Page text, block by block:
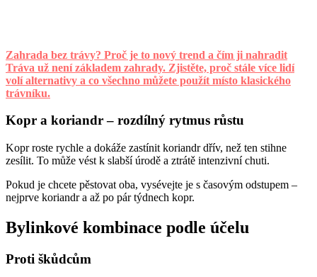
Zahrada bez trávy? Proč je to nový trend a čím ji nahradit
Tráva už není základem zahrady. Zjistěte, proč stále více lidí
volí alternativy a co všechno můžete použít místo klasického
trávníku.
Kopr a koriandr – rozdílný rytmus růstu
Kopr roste rychle a dokáže zastínit koriandr dřív, než ten stihne
zesílit. To může vést k slabší úrodě a ztrátě intenzivní chuti.
Pokud je chcete pěstovat oba, vysévejte je s časovým odstupem –
nejprve koriandr a až po pár týdnech kopr.
Bylinkové kombinace podle účelu
Proti škůdcům